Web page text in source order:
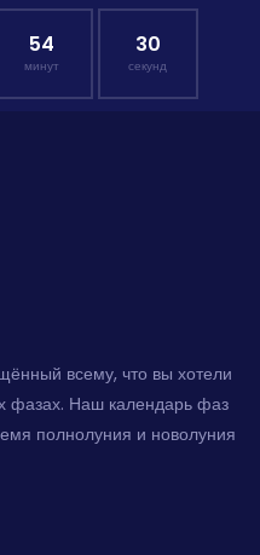
54
минут
30
секунд
всему, что вы хотели
фазах. Наш календарь фаз
полнолуния и новолуния